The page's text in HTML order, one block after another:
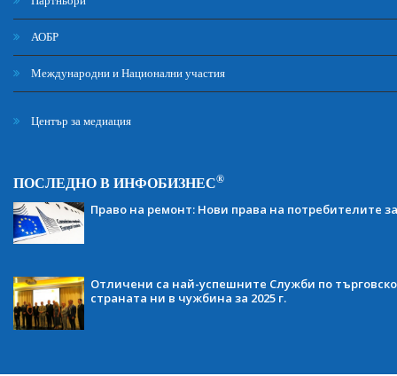
АОБР
Международни и Национални участия
Център за медиация
ПОСЛЕДНО В ИНФОБИЗНЕС®
Право на ремонт: Нови права на потребителите
Отличени са най-успешните Служби по
страната ни в чужбина за 2025 г.